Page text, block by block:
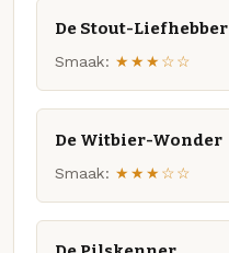
De Stout-Liefhebber
Smaak: ★★★☆☆
De Witbier-Wonder
Smaak: ★★★☆☆